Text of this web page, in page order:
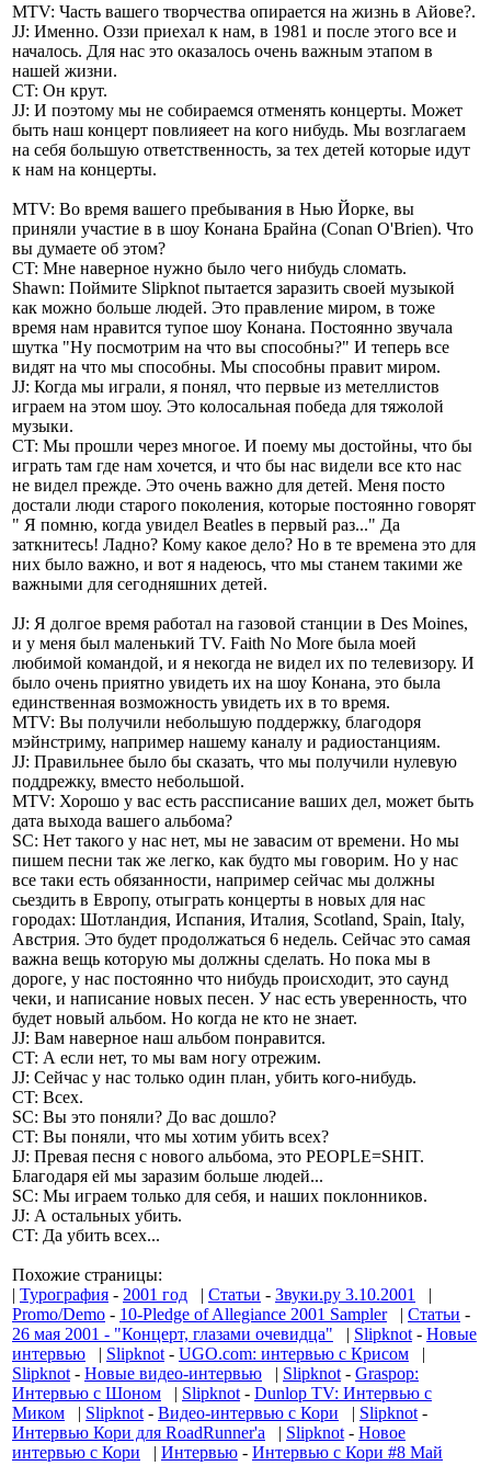
MTV: Часть вашего творчества опирается на жизнь в Айове?.
JJ: Именно. Оззи приехал к нам, в 1981 и после этого все и
началось. Для нас это оказалось очень важным этапом в
нашей жизни.
CT: Он крут.
JJ: И поэтому мы не собираемся отменять концерты. Может
быть наш концерт повлияеет на кого нибудь. Мы возглагаем
на себя большую ответственность, за тех детей которые идут
к нам на концерты.
MTV: Во время вашего пребывания в Нью Йорке, вы
приняли участие в в шоу Конана Брайна (Conan O'Brien). Что
вы думаете об этом?
CT: Мне наверное нужно было чего нибудь сломать.
Shawn: Поймите Slipknot пытается заразить своей музыкой
как можно больше людей. Это правление миром, в тоже
время нам нравится тупое шоу Конана. Постоянно звучала
шутка "Ну посмотрим на что вы способны?" И теперь все
видят на что мы способны. Мы способны правит миром.
JJ: Когда мы играли, я понял, что первые из метеллистов
играем на этом шоу. Это колосальная победа для тяжолой
музыки.
CT: Мы прошли через многое. И поему мы достойны, что бы
играть там где нам хочется, и что бы нас видели все кто нас
не видел прежде. Это очень важно для детей. Меня посто
достали люди старого поколения, которые постоянно говорят
" Я помню, когда увидел Beatles в первый раз..." Да
заткнитесь! Ладно? Кому какое дело? Но в те времена это для
них было важно, и вот я надеюсь, что мы станем такими же
важными для сегодняшних детей.
JJ: Я долгое время работал на газовой станции в Des Moines,
и у меня был маленький TV. Faith No More была моей
любимой командой, и я некогда не видел их по телевизору. И
было очень приятно увидеть их на шоу Конана, это была
единственная возможность увидеть их в то время.
MTV: Вы получили небольшую поддержку, благодоря
мэйнстриму, например нашему каналу и радиостанциям.
JJ: Правильнее было бы сказать, что мы получили нулевую
поддрежку, вместо небольшой.
MTV: Хорошо у вас есть рассписание ваших дел, может быть
дата выхода вашего альбома?
SC: Нет такого у нас нет, мы не завасим от времени. Но мы
пишем песни так же легко, как будто мы говорим. Но у нас
все таки есть обязанности, например сейчас мы должны
сьездить в Европу, отыграть концерты в новых для нас
городах: Шотландия, Испания, Италия, Scotland, Spain, Italy,
Австрия. Это будет продолжаться 6 недель. Сейчас это самая
важна вещь которую мы должны сделать. Но пока мы в
дороге, у нас постоянно что нибудь происходит, это саунд
чеки, и написание новых песен. У нас есть уверенность, что
будет новый альбом. Но когда не кто не знает.
JJ: Вам наверное наш альбом понравится.
СT: А если нет, то мы вам ногу отрежим.
JJ: Сейчас у нас только один план, убить кого-нибудь.
CT: Всех.
SC: Вы это поняли? До вас дошло?
CT: Вы поняли, что мы хотим убить всех?
JJ: Превая песня с нового альбома, это PEOPLE=SHIT.
Благодаря ей мы заразим больше людей...
SC: Мы играем только для себя, и наших поклонников.
JJ: А остальных убить.
СT: Да убить всех...
Похожие страницы:
| Турография - 2001 год | Статьи - Звуки.ру 3.10.2001
|
Promo/Demo - 10-Pledge of Allegiance 2001 Sampler| Статьи -
26 мая 2001 - "Концерт, глазами очевидца" | Slipknot - Новые
интервью | Slipknot - UGO.com: интервью с Крисом |
Slipknot - Новые видео-интервью | Slipknot - Graspop:
Интервью с Шоном | Slipknot - Dunlop TV: Интервью с
Миком | Slipknot - Видео-интервью с Кори | Slipknot -
Интервью Кори для RoadRunner'а | Slipknot - Новое
интервью с Кори | Интервью - Интервью с Кори #8 Май